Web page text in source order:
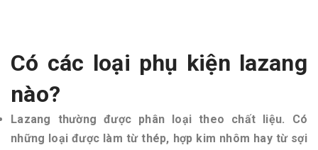
Có các loại phụ kiện lazang
nào?
Lazang thường được phân loại theo chất liệu. Có
những loại được làm từ thép, hợp kim nhôm hay từ sợi